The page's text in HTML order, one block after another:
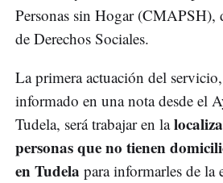
Personas sin Hogar (CMAPSH),
de Derechos Sociales.
La primera actuación del
informado en una nota desde el
Tudela, será trabajar en la
personas que no tienen
en Tudela para informarles de la